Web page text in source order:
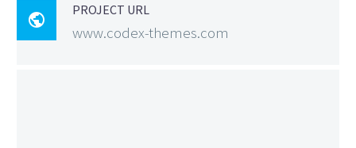

PROJECT URL
www.codex-themes.com